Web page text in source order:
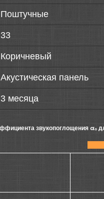
Поштучные
33
Коричневый
Акустическая панель
3 месяца